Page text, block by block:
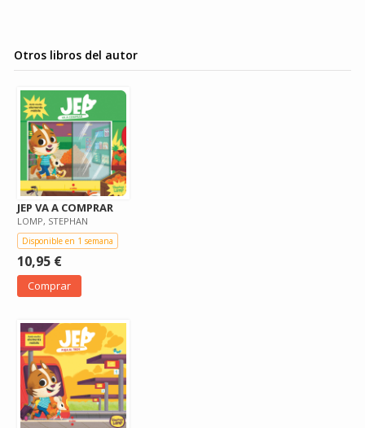
Otros libros del autor
JEP VA A COMPRAR
LOMP, STEPHAN
Disponible en 1 semana
10,95 €
Comprar